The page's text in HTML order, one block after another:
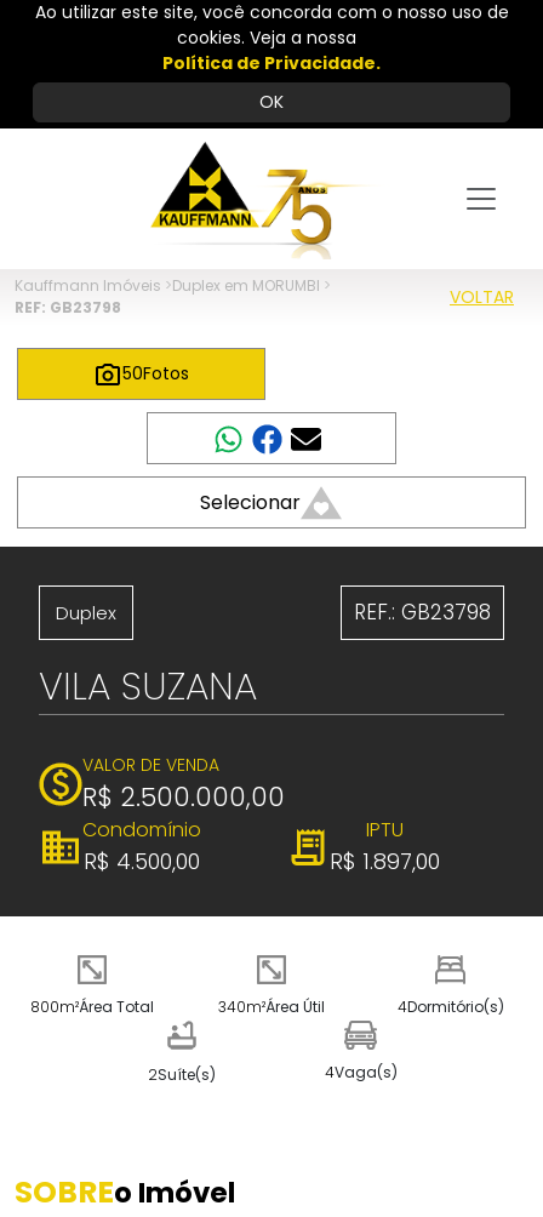
Ao utilizar este site, você concorda com o nosso uso de
cookies. Veja a nossa
Política de Privacidade.
OK
Kauffmann Imóveis >Duplex em MORUMBI >
REF: GB23798
VOLTAR
50Fotos
Compartilhar
Selecionar
Duplex REF.: GB23798
VILA SUZANA
VALOR DE VENDA
R$ 2.500.000,00
Condomínio
R$ 4.500,00
IPTU
R$ 1.897,00
800m²Área Total 340m²Área Útil 4Dormitório(s)
2Suíte(s) 4Vaga(s)
SOBREo Imóvel